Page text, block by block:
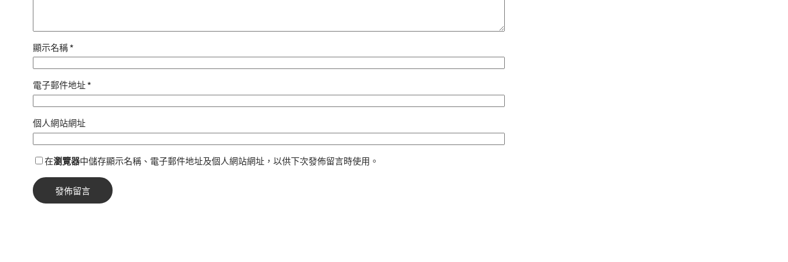
顯示名稱*
電子郵件地址*
個人網站網址
在瀏覽器中儲存顯示名稱、電子郵件地址及個人網站網址，以供下次發佈留言時使用。